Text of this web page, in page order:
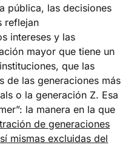
pública, las decisiones
reflejan
intereses y las
mayor que tiene un
que las
de las generaciones más
o la generación Z. Esa
la manera en la que
de generaciones
mismas excluidas del